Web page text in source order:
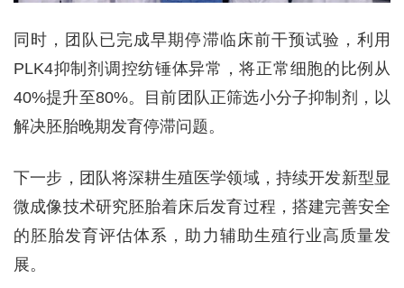
同时，团队已完成早期停滞临床前干预试验，利用
PLK4抑制剂调控纺锤体异常，将正常细胞的比例从
40%提升至80%。目前团队正筛选小分子抑制剂，以
解决胚胎晚期发育停滞问题。
下一步，团队将深耕生殖医学领域，持续开发新型显
微成像技术研究胚胎着床后发育过程，搭建完善安全
的胚胎发育评估体系，助力辅助生殖行业高质量发
展。